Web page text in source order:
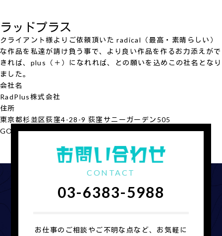
ラッドプラス
クライアント様よりご依頼頂いた radical（最高・素晴らしい）
な作品を私達が請け負う事で、より良い作品を作るお力添えがで
きれば、plus（＋）になれれば、との願いを込めこの社名となり
ました。
会社名
RadPlus株式会社
住所
東京都杉並区荻窪4-28-9 荻窪サニーガーデン505
GOOGLE MAP
会社概要を見る
CONTACT
03-6383-5988
お仕事のご相談やご不明な点など、お気軽に